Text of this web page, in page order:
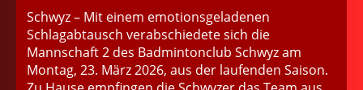
Schwyz – Mit einem emotionsgeladenen
Schlagabtausch verabschiedete sich die
Mannschaft 2 des Badmintonclub Schwyz am
Montag, 23. März 2026, aus der laufenden Saison.